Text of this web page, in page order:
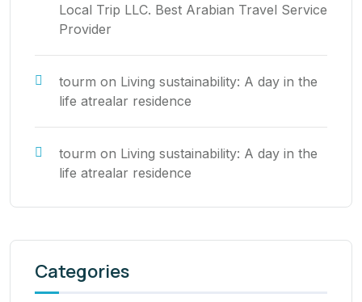
Local Trip LLC. Best Arabian Travel Service
Provider
tourm on Living sustainability: A day in the
life atrealar residence
tourm on Living sustainability: A day in the
life atrealar residence
Categories